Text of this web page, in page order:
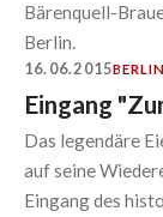
Bärenquell-
Berlin.
16.06.2015
Eingang
Das legendäre
auf seine
Eingang des